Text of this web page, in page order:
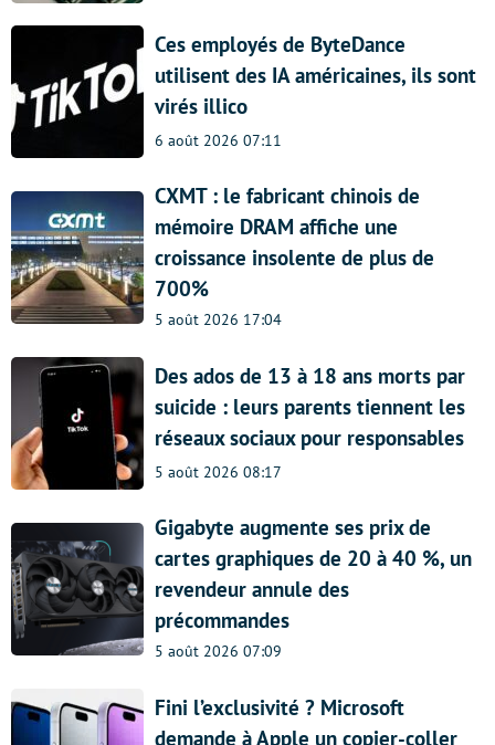
Ces employés de ByteDance
utilisent des IA américaines, ils sont
virés illico
6 août 2026 07:11
CXMT : le fabricant chinois de
mémoire DRAM affiche une
croissance insolente de plus de
700%
5 août 2026 17:04
Des ados de 13 à 18 ans morts par
suicide : leurs parents tiennent les
réseaux sociaux pour responsables
5 août 2026 08:17
Gigabyte augmente ses prix de
cartes graphiques de 20 à 40 %, un
revendeur annule des
précommandes
5 août 2026 07:09
Fini l’exclusivité ? Microsoft
demande à Apple un copier-coller